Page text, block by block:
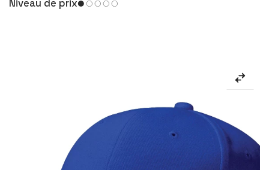
Niveau de prix